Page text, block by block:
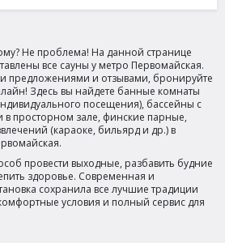
Не проблема! На данной странице
все сауны у метро Первомайская.
предложениями и отзывами, бронируйте
Здесь вы найдете банные комнаты
посещения), бассейны с
в просторном зале, финские парные,
(караоке, бильярд и др.) в
провести выходные, разбавить будние
здоровье. Современная и
сохранила все лучшие традиции
условия и полный сервис для